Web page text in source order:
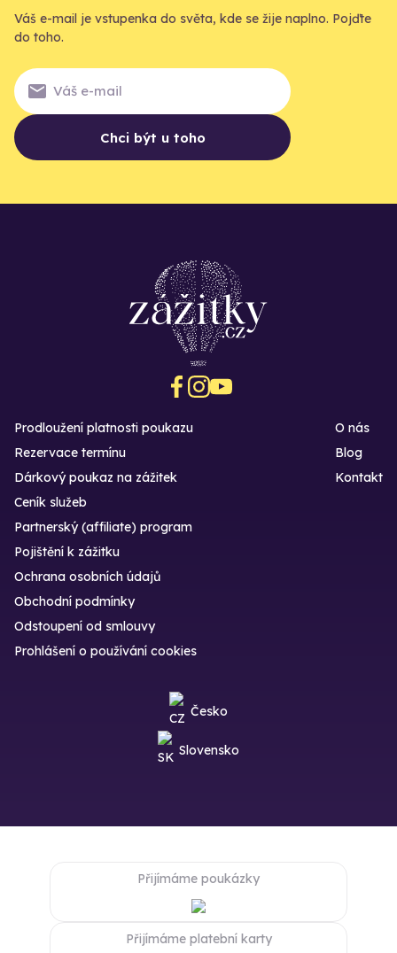
Váš e-mail je vstupenka do světa, kde se žije naplno. Pojďte
do toho.
Chci být u toho
Prodloužení platnosti poukazu
Rezervace termínu
Dárkový poukaz na zážitek
O nás
Blog
Kontakt
Ceník služeb
Partnerský (affiliate) program
Pojištění k zážitku
Ochrana osobních údajů
Obchodní podmínky
Odstoupení od smlouvy
Prohlášení o používání cookies
Česko
Slovensko
Přijímáme poukázky
Přijímáme platební karty